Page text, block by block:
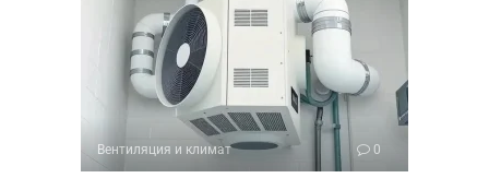
Вентиляция и климат 0